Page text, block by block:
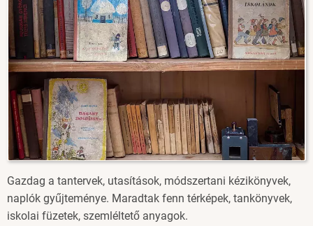
Gazdag a tantervek, utasítások, módszertani kézikönyvek,
naplók gyűjteménye. Maradtak fenn térképek, tankönyvek,
iskolai füzetek, szemléltető anyagok.